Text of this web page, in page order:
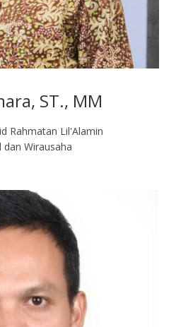
ST., MM
Rahmatan Lil'Alamin
dan Wirausaha